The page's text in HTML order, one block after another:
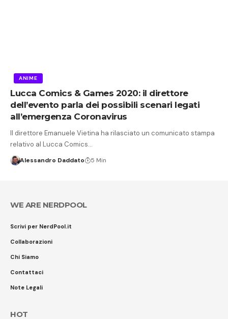
ANIME
Lucca Comics & Games 2020: il direttore
dell’evento parla dei possibili scenari legati
all’emergenza Coronavirus
Il direttore Emanuele Vietina ha rilasciato un comunicato stampa
relativo al Lucca Comics…
Alessandro Daddato 5 Min
WE ARE NERDPOOL
Scrivi per NerdPool.it
Collaborazioni
Chi Siamo
Contattaci
Note Legali
HOT